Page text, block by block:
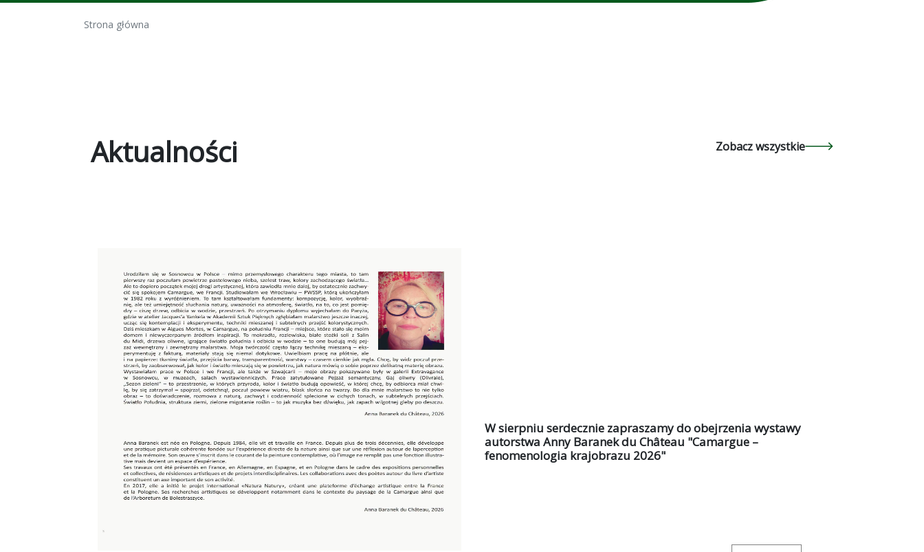
Strona główna
Aktualności Zobacz wszystkie
W sierpniu serdecznie zapraszamy do obejrzenia wystawy
autorstwa Anny Baranek du Château "Camargue –
fenomenologia krajobrazu 2026"